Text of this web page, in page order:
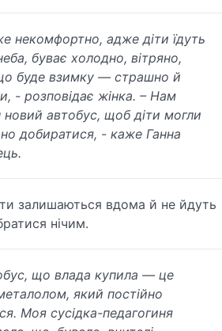
некомфортно, адже діти їдуть
буває холодно, вітряно,
буде взимку — страшно й
- розповідає жінка. – Нам
новий автобус, щоб діти могли
добиратися, - каже Ганна
залишаються вдома й не йдуть
нічим.
що влада купила — це
який постійно
Моя сусідка-педагогиня